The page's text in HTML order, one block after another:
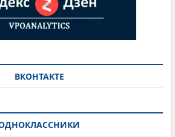
ВКОНТАКТЕ